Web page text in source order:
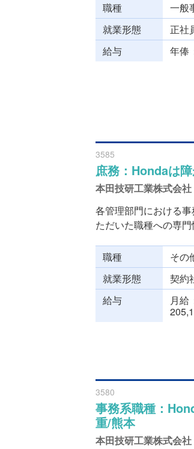
職種
一般
就業形態
正社
給与
年俸
3585
庶務：Hondaは
本田技研工業株式会社
各管理部門における
ただいた職種への専
職種
その
就業形態
契約
給与
月給
3580
事務系職種：
重/熊本
本田技研工業株式会社